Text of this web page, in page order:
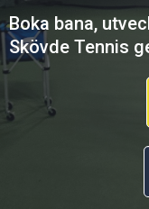
Boka bana,
Skövde Tennis